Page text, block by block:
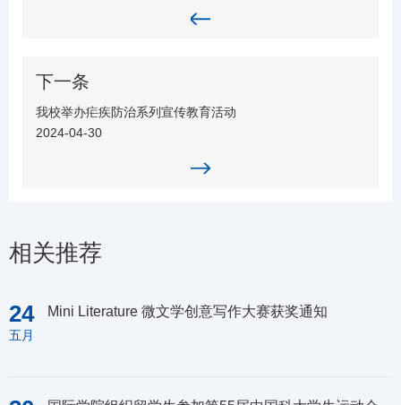
下一条
我校举办疟疾防治系列宣传教育活动
2024-04-30
相关推荐
24
五月
Mini Literature 微文学创意写作大赛获奖通知